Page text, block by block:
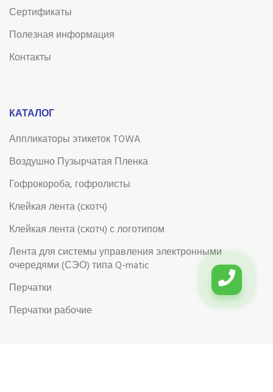
Сертификаты
Полезная информация
Контакты
КАТАЛОГ
Аппликаторы этикеток TOWA
Воздушно Пузырчатая Пленка
Гофрокороба, гофролисты
Клейкая лента (скотч)
Клейкая лента (скотч) с логотипом
Лента для системы управления электронными
очередями (СЭО) типа Q-matic
Перчатки
Перчатки рабочие